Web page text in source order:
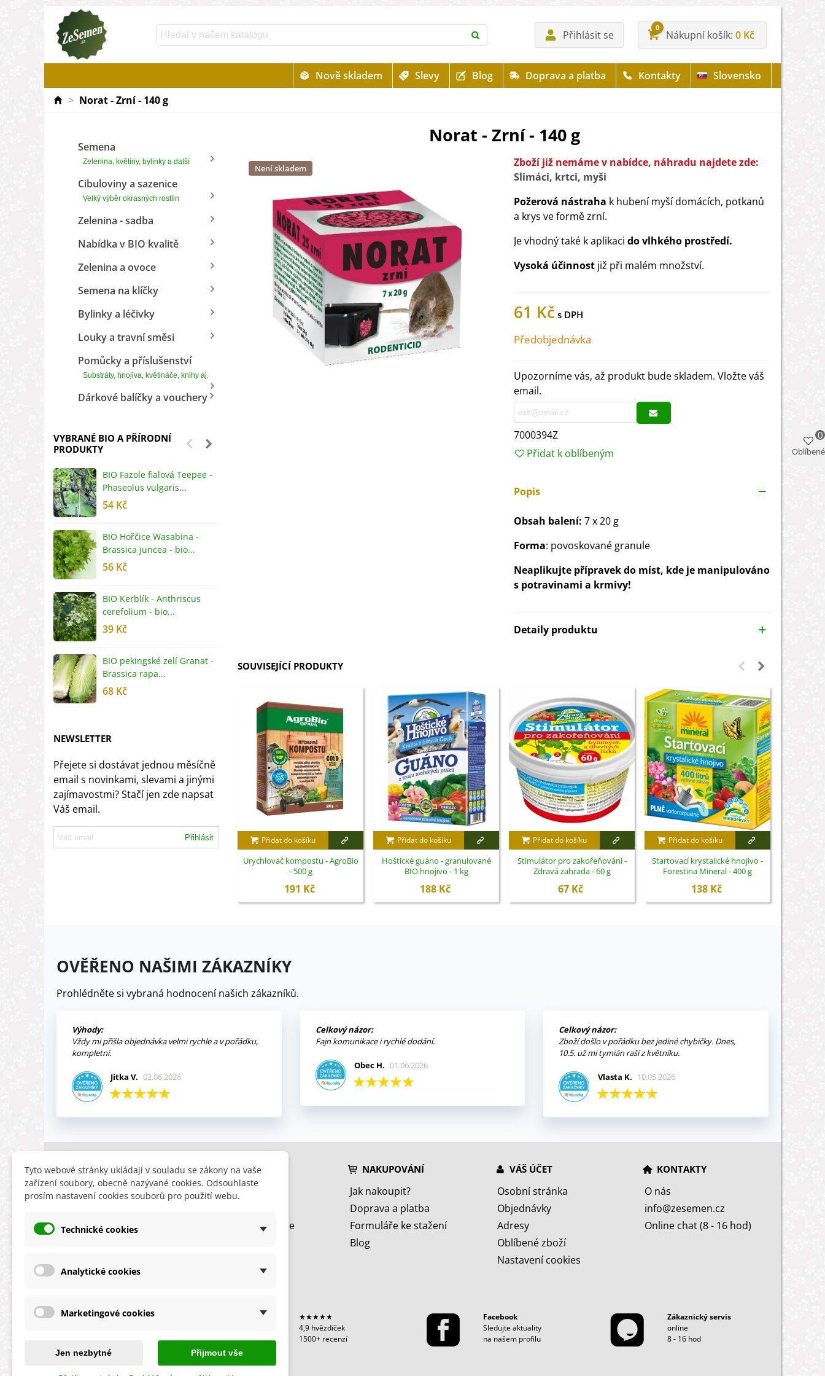
Přihlásit se
0
Nákupní košík 0 Kč
Nově skladem Slevy Blog Doprava a platba Kontakty
Slovensko
> Norat - Zrní - 140 g
Semena
Zelenina, květiny, bylinky a další
Cibuloviny a sazenice
Velký výběr okrasných rostlin
Zelenina - sadba
Nabídka v BIO kvalitě
Zelenina a ovoce
Semena na klíčky
Bylinky a léčivky
Louky a travní směsi
Pomůcky a příslušenství
Substráty, hnojiva, květináče, knihy aj.
Dárkové balíčky a vouchery
VYBRANÉ BIO A PŘÍRODNÍ
PRODUKTY
BIO Fazole fialová Teepee -
Phaseolus vulgaris...
54 Kč
BIO Hořčice Wasabina -
Brassica juncea - bio...
56 Kč
BIO Kerblík - Anthriscus
cerefolium - bio...
39 Kč
BIO pekingské zelí Granat -
Brassica rapa...
68 Kč
BIO Stévie sladká - Stevia
rebaudiana - bio...
NEWSLETTER
Přejete si dostávat jednou měsíčně
email s novinkami, slevami a jinými
zajímavostmi? Stačí jen zde napsat
Váš email.
Přihlásit
Norat - Zrní - 140 g
Není skladem
Zboží již nemáme v nabídce, náhradu najdete zde:
Slimáci, krtci, myši
Požerová nástraha k hubení myší domácích, potkanů
a krys ve formě zrní.
Je vhodný také k aplikaci do vlhkého prostředí.
Vysoká účinnost již při malém množství.
61 Kč
Předobjednávka
Upozorníme vás, až produkt bude skladem. Vložte váš
email.
7000394Z
Přidat k oblíbeným
Popis
Obsah balení: 7 x 20 g
Forma: povoskované granule
Neaplikujte přípravek do míst, kde je manipulováno
s potravinami a krmivy!
Detaily produktu
SOUVISEJÍCÍ PRODUKTY
Přidat do košíku
Urychlovač kompostu - AgroBio
- 500 g
191 Kč
Přidat do košíku
Hoštické guáno - granulované
BIO hnojivo - 1 kg
188 Kč
Přidat do košíku
Stimulátor pro zakořeňování -
Zdravá zahrada - 60 g
67 Kč
Přidat do košíku
Startovací krystalické hnojivo -
Forestina Mineral - 400 g
138 Kč
OVĚŘENO NAŠIMI ZÁKAZNÍKY
Prohlédněte si vybraná hodnocení našich zákazníků.
Výhody:
Vždy mi přišla objednávka velmi rychle a v pořádku,
kompletní.
Jitka V. 02.06.2026
Celkový názor:
Fajn komunikace i rychlé dodání.
Obec H. 01.06.2026
Celkový názor:
Zboží došlo v pořádku bez jediné chybičky. Dnes,
10.5. už mi tymián raší z květníku.
Vlasta K. 10.05.2026
INFORMACE
Obchodní podmínky
Ochrana osobních údajů
HLEDÁTE
Slevy
Nyní doporučujeme
NAKUPOVÁNÍ
Jak nakoupit?
Doprava a platba
Formuláře ke stažení
Blog
VÁŠ ÚČET
Osobní stránka
Objednávky
Adresy
Oblíbené zboží
Nastavení cookies
KONTAKTY
O nás
info@zesemen.cz
Online chat (8 - 16 hod)
★★★★★
★★★★★
4,9 hvězdiček
1500+ recenzí
Facebook
Sledujte aktuality
na našem profilu
Zákaznický servis
online
8 - 16 hod
Oblíbené
0
Tyto webové stránky ukládají v souladu se zákony na vaše
zařízení soubory, obecně nazývané cookies. Odsouhlaste
prosím nastavení cookies souborů pro použití webu.
Technické cookies
Analytické cookies
Marketingové cookies
Jen nezbytné Přijmout vše